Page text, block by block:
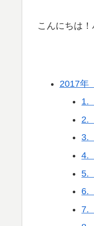
こんにちは
2017年
1.
2.
3.
4.
5.
6.
7.